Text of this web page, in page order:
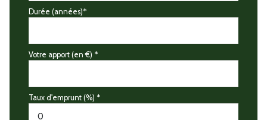
Durée (années)*
Votre apport (en €) *
Taux d'emprunt (%) *